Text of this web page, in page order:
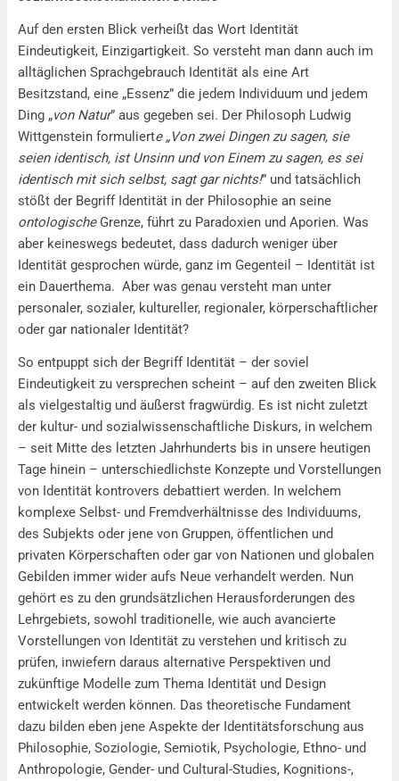
Auf den ersten Blick verheißt das Wort Identität
Eindeutigkeit, Einzigartigkeit. So versteht man dann auch im
alltäglichen Sprachgebrauch Identität als eine Art
Besitzstand, eine „Essenz” die jedem Individuum und jedem
Ding „von Natur” aus gegeben sei. Der Philosoph Ludwig
Wittgenstein formulierte „Von zwei Dingen zu sagen, sie
seien identisch, ist Unsinn und von Einem zu sagen, es sei
identisch mit sich selbst, sagt gar nichts!” und tatsächlich
stößt der Begriff Identität in der Philosophie an seine
ontologischeGrenze, führt zu Paradoxien und Aporien. Was
aber keineswegs bedeutet, dass dadurch weniger über
Identität gesprochen würde, ganz im Gegenteil – Identität ist
ein Dauerthema. Aber was genau versteht man unter
personaler, sozialer, kultureller, regionaler, körperschaftlicher
oder gar nationaler Identität?
So entpuppt sich der Begriff Identität – der soviel
Eindeutigkeit zu versprechen scheint – auf den zweiten Blick
als vielgestaltig und äußerst fragwürdig. Es ist nicht zuletzt
der kultur- und sozialwissenschaftliche Diskurs, in welchem
– seit Mitte des letzten Jahrhunderts bis in unsere heutigen
Tage hinein – unterschiedlichste Konzepte und Vorstellungen
von Identität kontrovers debattiert werden. In welchem
komplexe Selbst- und Fremdverhältnisse des Individuums,
des Subjekts oder jene von Gruppen, öffentlichen und
privaten Körperschaften oder gar von Nationen und globalen
Gebilden immer wider aufs Neue verhandelt werden. Nun
gehört es zu den grundsätzlichen Herausforderungen des
Lehrgebiets, sowohl traditionelle, wie auch avancierte
Vorstellungen von Identität zu verstehen und kritisch zu
prüfen, inwiefern daraus alternative Perspektiven und
zukünftige Modelle zum Thema Identität und Design
entwickelt werden können. Das theoretische Fundament
dazu bilden eben jene Aspekte der Identitätsforschung aus
Philosophie, Soziologie, Semiotik, Psychologie, Ethno- und
Anthropologie, Gender- und Cultural-Studies, Kognitions-,